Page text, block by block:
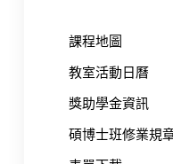
課程地圖
教室活動日曆
獎助學金資訊
碩博士班修業規